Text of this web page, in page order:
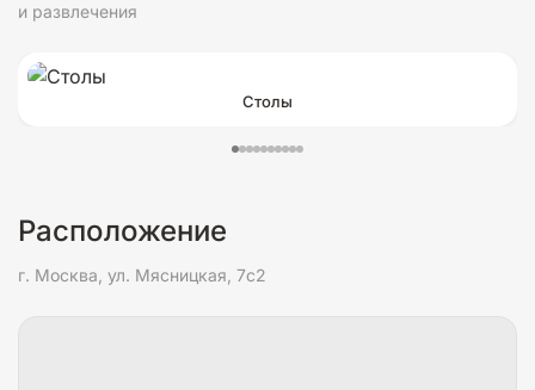
и развлечения
Столы
Расположение
г. Москва, ул. Мясницкая, 7с2